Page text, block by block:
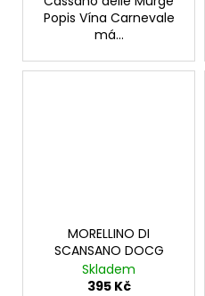
Popis Vína Carnevale
má...
MORELLINO DI
SCANSANO DOCG
Skladem
395 Kč